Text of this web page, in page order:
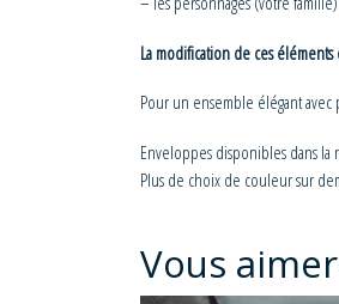
La modification de ces éléments
Pour un ensemble élégant avec
Enveloppes disponibles dans la
Plus de choix de couleur sur
Vous